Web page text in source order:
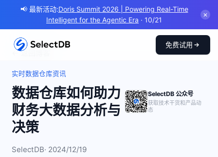
📢 最新活动:Doris Summit 2026 | Powering Real-Time
Intelligent for the Agentic Era · 10/21
✕
免费试用
← 返回博客
实时数据仓库资讯
数据仓库如何助力
财务大数据分析与
决策
SelectDB· 2024/12/19
SelectDB 公众号
获取技术干货和产品动
态